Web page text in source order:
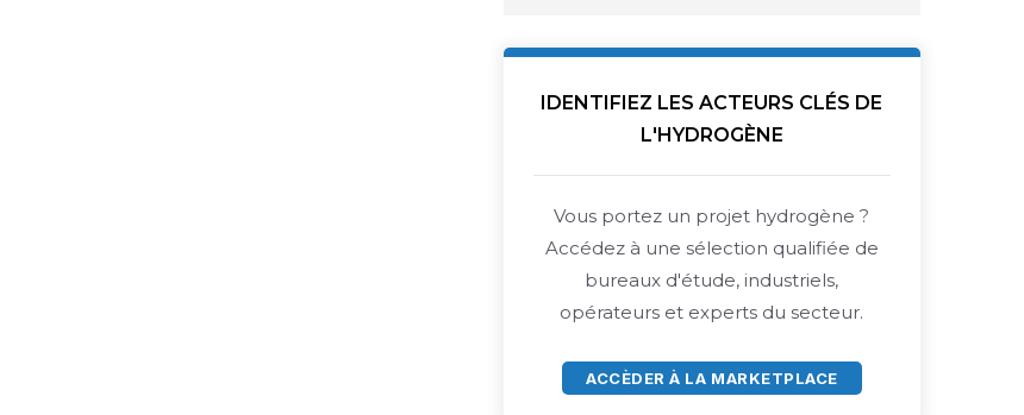
IDENTIFIEZ LES ACTEURS CLÉS DE
L'HYDROGÈNE
Vous portez un projet hydrogène ?
Accédez à une sélection qualifiée de
bureaux d'étude, industriels,
opérateurs et experts du secteur.
ACCÈDER À LA MARKETPLACE